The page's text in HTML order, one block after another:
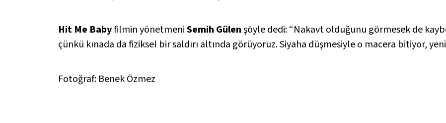
Hit Me Babyfilmin yönetmeniSemih Gülenşöyle dedi: “Nakavt olduğunu görmesek de
çünkü kınada da fiziksel bir saldırı altında görüyoruz. Siyaha düşmesiyle o macera bitiyor,
Fotoğraf: Benek Özmez